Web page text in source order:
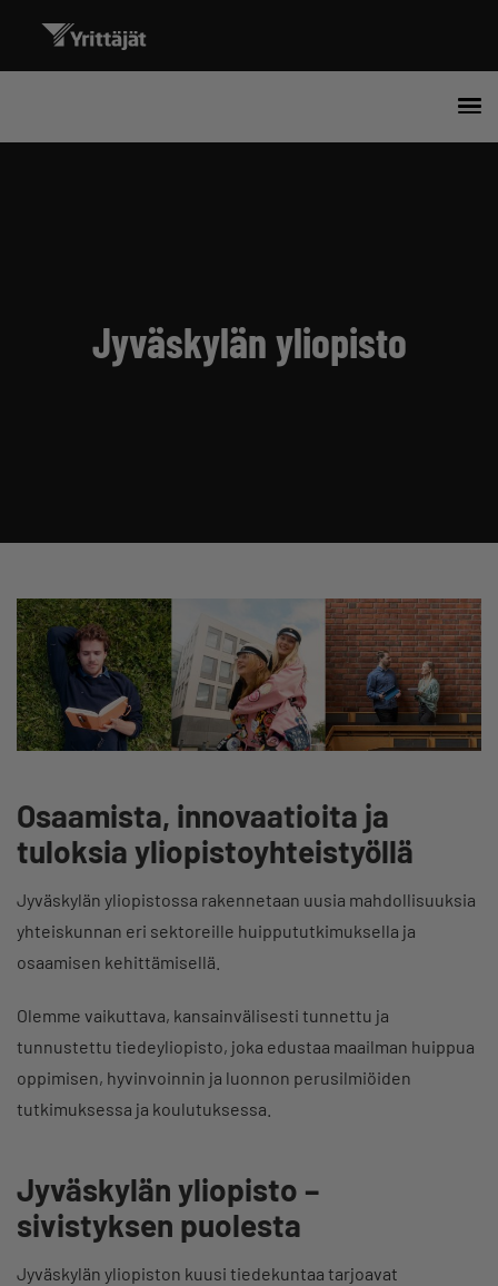
Jyväskylän yliopisto
Osaamista, innovaatioita ja
tuloksia yliopistoyhteistyöllä
Jyväskylän yliopistossa rakennetaan uusia mahdollisuuksia
yhteiskunnan eri sektoreille huippututkimuksella ja
osaamisen kehittämisellä.
Olemme vaikuttava, kansainvälisesti tunnettu ja
tunnustettu tiedeyliopisto, joka edustaa maailman huippua
oppimisen, hyvinvoinnin ja luonnon perusilmiöiden
tutkimuksessa ja koulutuksessa.
Jyväskylän yliopisto –
sivistyksen puolesta
Jyväskylän yliopiston kuusi tiedekuntaa tarjoavat